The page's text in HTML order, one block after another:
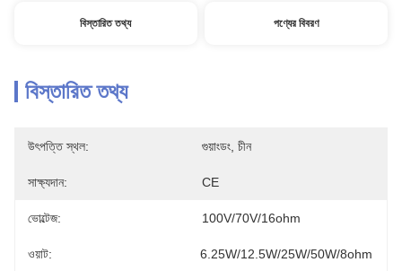
বিস্তারিত তথ্য পণ্যের বিবরণ
বিস্তারিত তথ্য
উৎপত্তি স্থল: গুয়াংডং, চীন
সাক্ষ্যদান: CE
ভোল্টেজ: 100V/70V/16ohm
ওয়াট: 6.25W/12.5W/25W/50W/8ohm